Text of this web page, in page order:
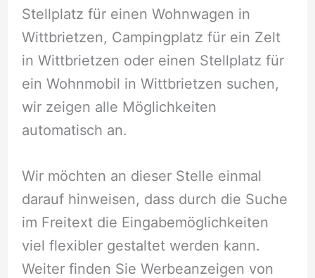
Stellplatz für einen Wohnwagen in
Wittbrietzen, Campingplatz für ein Zelt
in Wittbrietzen oder einen Stellplatz für
ein Wohnmobil in Wittbrietzen suchen,
wir zeigen alle Möglichkeiten
automatisch an.
Wir möchten an dieser Stelle einmal
darauf hinweisen, dass durch die Suche
im Freitext die Eingabemöglichkeiten
viel flexibler gestaltet werden kann.
Weiter finden Sie Werbeanzeigen von